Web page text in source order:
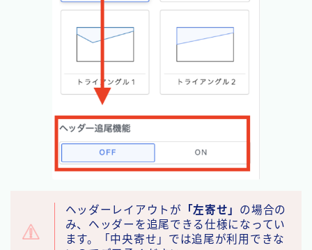
ヘッダーレイアウトが 「左寄せ」 の場合の
み、ヘッダーを追尾できる仕様になってい
ます。「中央寄せ」では追尾が利用できな